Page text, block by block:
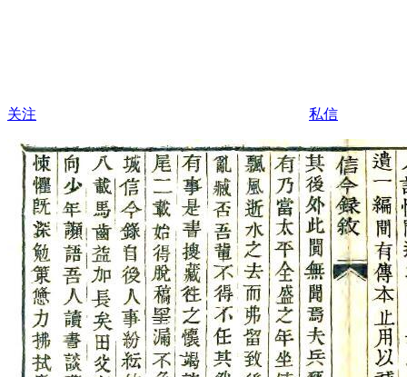
关注 私信